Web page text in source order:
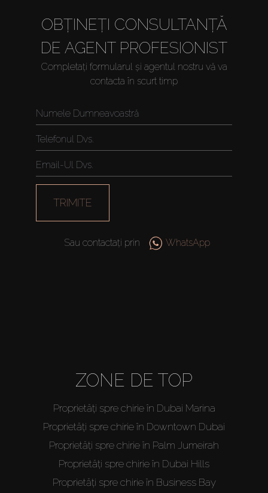
Închiriați
Vânzare
Off-Plan
OBȚINEȚI CONSULTANȚĂ
DE AGENT PROFESIONIST
Completați formularul și agentul nostru vă va
contacta în scurt timp
TRIMITE
Sau contactați prin WhatsApp
ZONE DE TOP
Proprietăți spre chirie în Dubai Marina
Proprietăți spre chirie în Downtown Dubai
Proprietăți spre chirie în Palm Jumeirah
Proprietăți spre chirie în Dubai Hills
Proprietăți spre chirie în Business Bay